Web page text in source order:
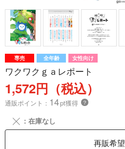
専売 全年齢 女性向け
ワクワクｇａレポート
1,572円（税込）
通販ポイント： 14pt獲得 ？
╳ ：在庫なし
再販希望